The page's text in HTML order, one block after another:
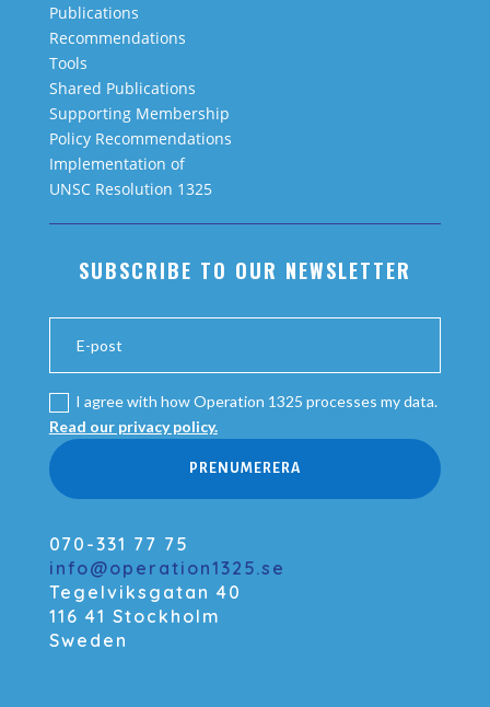
Publications
Recommendations
Tools
Shared Publications
Supporting Membership
Policy Recommendations
Implementation of
UNSC Resolution 1325
SUBSCRIBE TO OUR NEWSLETTER
I agree with how Operation 1325 processes my data.
Read our privacy policy.
PRENUMERERA
070-331 77 75
info@operation1325.se
Tegelviksgatan 40
116 41 Stockholm
Sweden